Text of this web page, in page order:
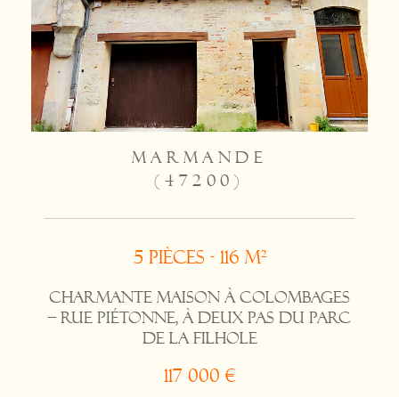
MARMANDE
(47200)
5 pièces - 116 m²
Charmante maison à colombages
– Rue piétonne, à deux pas du parc
de la Filhole
117 000 €